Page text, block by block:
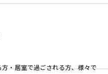
・居室で過ごされる方、様々で